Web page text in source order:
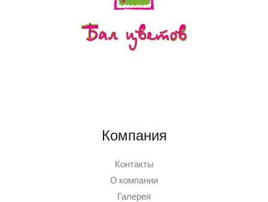
Компания
Контакты
О компании
Галерея